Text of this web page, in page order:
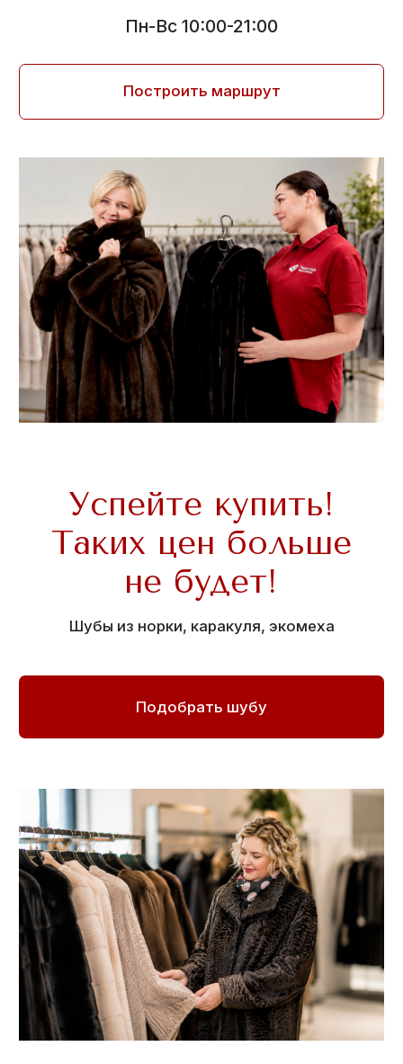
Шубы из норки, каракуля, экомеха
«Тверская меховая» —
российский бренд,
производитель шуб и пальто
и фирменных магазинов.
Добротные шубы
из норки!
Дублёнки, шубы, пальто
Коллекция
из экомеха
СКИДКИ до 50%
Пальто и плащи
от 5500 руб.